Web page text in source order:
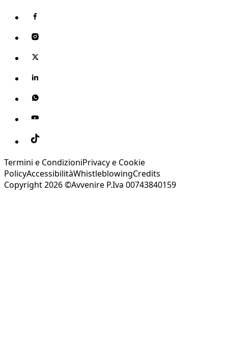
Termini e CondizioniPrivacy e Cookie
PolicyAccessibilitàWhistleblowingCredits
Copyright 2026 ©Avvenire P.Iva 00743840159